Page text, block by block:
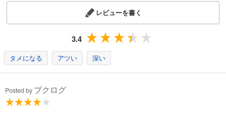
レビューを書く
3.4
タメになる アツい 深い
Posted by ブクログ